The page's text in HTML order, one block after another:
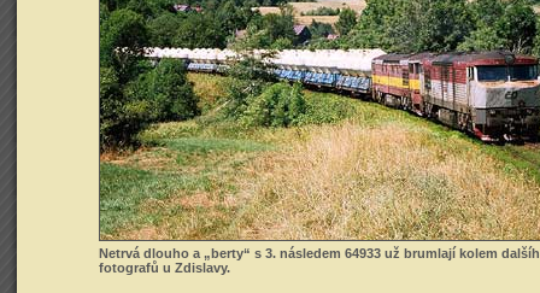
Netrvá dlouho a „berty“ s 3. následem 64933 už brumlají kolem
fotografů u Zdislavy.